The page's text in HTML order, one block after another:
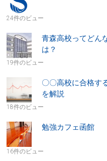
24件のビュー
青森高校ってどん
は？
19件のビュー
〇〇高校に合格す
を解説
18件のビュー
勉強カフェ函館
16件のビュー